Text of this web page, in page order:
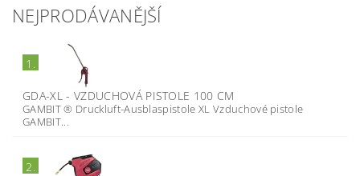
NEJPRODÁVANĚJŠÍ
1.
GDA-XL - VZDUCHOVÁ PISTOLE 100 CM
GAMBIT ® Druckluft-Ausblaspistole XL Vzduchové pistole
GAMBIT...
2.